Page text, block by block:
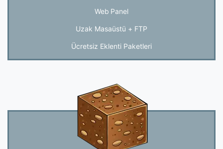
Web Panel
Uzak Masaüstü + FTP
Ücretsiz Eklenti Paketleri